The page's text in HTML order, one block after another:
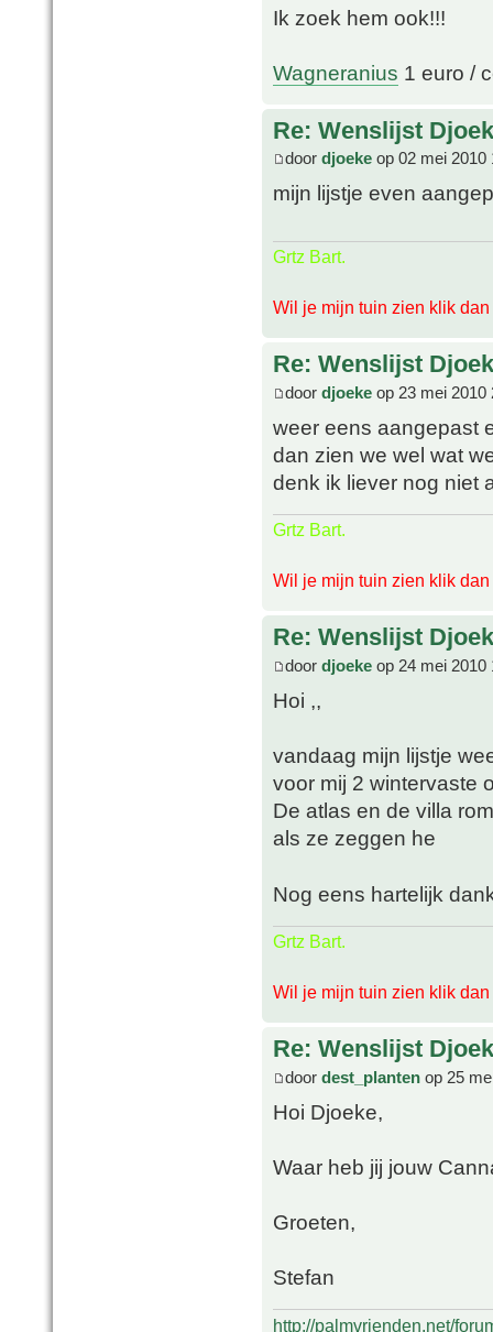
Ik zoek hem ook!!!
Wagneranius 1 euro /
Re: Wenslijst
door djoeke op 02 mei 2010
mijn lijstje even
Grtz Bart.
Wil je mijn tuin zien klik dan
Re: Wenslijst
door djoeke op 23 mei 2010
weer eens aangepast
dan zien we wel wat
denk ik liever nog niet
Grtz Bart.
Wil je mijn tuin zien klik dan
Re: Wenslijst
door djoeke op 24 mei 2010
Hoi ,,
vandaag mijn lijstje
voor mij 2 wintervaste
De atlas en de villa
als ze zeggen he
Nog eens hartelijk
Grtz Bart.
Wil je mijn tuin zien klik dan
Re: Wenslijst
door dest_planten op 25
Hoi Djoeke,
Waar heb jij jouw
Groeten,
Stefan
http://palmvrienden.net/